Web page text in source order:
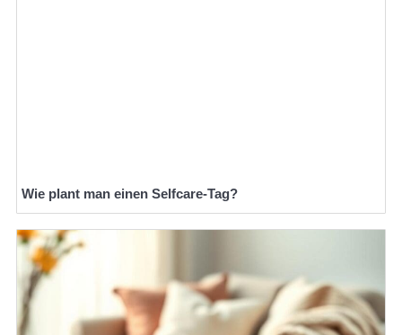
Wie plant man einen Selfcare-Tag?